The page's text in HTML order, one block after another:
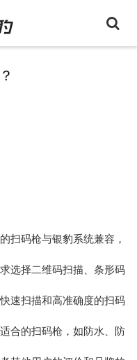
扫码枪与银豹系统兼容，
选择二维码扫描、条形码
速扫描和高准确度的扫码
合的扫码枪，如防水、防